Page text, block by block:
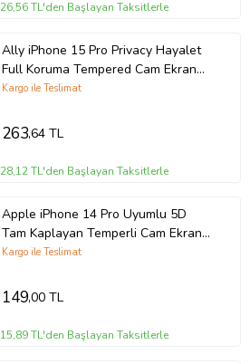
26,56 TL'den Başlayan Taksitlerle
Ally iPhone 15 Pro Privacy Hayalet
Full Koruma Tempered Cam Ekran
Koruyucu (Siyah)
Kargo ile Teslimat
263,64 TL
28,12 TL'den Başlayan Taksitlerle
Apple iPhone 14 Pro Uyumlu 5D
Tam Kaplayan Temperli Cam Ekran
Koruyucu
Kargo ile Teslimat
149,00 TL
15,89 TL'den Başlayan Taksitlerle